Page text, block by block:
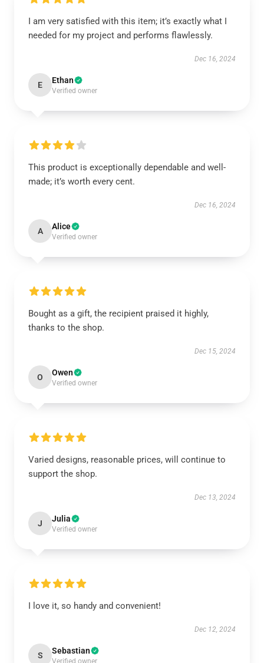
I am very satisfied with this item; it’s exactly what I
needed for my project and performs flawlessly.
Dec 16, 2024
E Ethan
Verified owner
This product is exceptionally dependable and well-
made; it’s worth every cent.
Dec 16, 2024
A Alice
Verified owner
Bought as a gift, the recipient praised it highly,
thanks to the shop.
Dec 15, 2024
O Owen
Verified owner
Varied designs, reasonable prices, will continue to
support the shop.
Dec 13, 2024
J Julia
Verified owner
I love it, so handy and convenient!
Dec 12, 2024
S Sebastian
Verified owner